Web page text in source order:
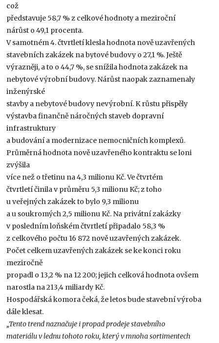
což
představuje 58,7 % z celkové hodnoty a meziroční
nárůst o 49,1 procenta.
V samotném 4. čtvrtletí klesla hodnota nově uzavřených
stavebních zakázek na bytové budovy o 27,1 %. Ještě
výrazněji, a to o 44,7 %, se snížila hodnota zakázek na
nebytové výrobní budovy. Nárůst naopak zaznamenaly
inženýrské
stavby a nebytové budovy nevýrobní. K růstu přispěly
výstavba finančně náročných staveb dopravní
infrastruktury
a budování a modernizace nemocničních komplexů.
Průměrná hodnota nově uzavřeného kontraktu se loni
zvýšila
více než o třetinu na 4,3 milionu Kč. Ve čtvrtém
čtvrtletí činila v průměru 5,3 milionu Kč; z toho
u veřejných zakázek to bylo 9,3 milionu
a u soukromých 2,5 milionu Kč. Na privátní zakázky
v posledním loňském čtvrtletí připadalo 58,3 %
z celkového počtu 16 872 nově uzavřených zakázek.
Počet celkem uzavřených zakázek se ke konci roku
meziročně
propadl o 13,2 % na 12 200; jejich celková hodnota ovšem
narostla na 213,4 miliardy Kč.
Hospodářská komora čeká, že letos bude stavební výroba
dále klesat.
„Tento trend naznačuje i propad prodeje stavebního
materiálu v lednu tohoto roku, který v mnoha sortimentech